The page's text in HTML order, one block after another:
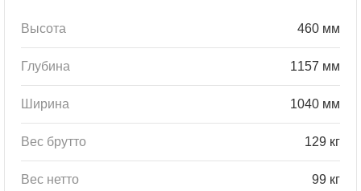
Высота 460 мм
Глубина 1157 мм
Ширина 1040 мм
Вес брутто 129 кг
Вес нетто 99 кг